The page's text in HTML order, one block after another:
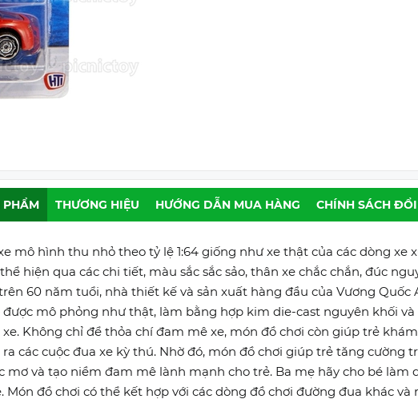
PHẨM THƯƠNG HIỆU HƯỚNG DẪN MUA HÀNG CHÍNH SÁCH
mô hình thu nhỏ theo tỷ lệ 1:64 giống như xe thật của các dòng xe
hiện qua các chi tiết, màu sắc sắc sảo, thân xe chắc chắn, đúc
60 năm tuổi, nhà thiết kế và sản xuất hàng đầu của Vương Quốc
mô phỏng như thật, làm bằng hợp kim die-cast nguyên khối
Không chỉ để thỏa chí đam mê xe, món đồ chơi còn giúp trẻ
các cuộc đua xe kỳ thú. Nhờ đó, món đồ chơi giúp trẻ tăng cường
và tạo niềm đam mê lành mạnh cho trẻ. Ba mẹ hãy cho bé làm
đồ chơi có thể kết hợp với các dòng đồ chơi đường đua khác